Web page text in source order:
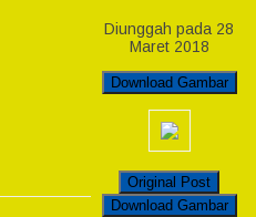
Diunggah pada 28
Maret 2018
Download Gambar
Original Post
Download Gambar